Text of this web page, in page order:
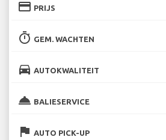
credit_card PRIJS
timer GEM. WACHTEN
directions_car AUTOKWALITEIT
room_service BALIESERVICE
flag AUTO PICK-UP